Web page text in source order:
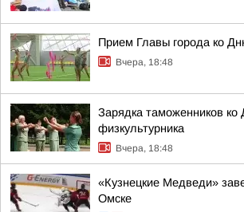
Прием Главы города ко
Вчера, 18:48
Зарядка таможенников ко
физкультурника
Вчера, 18:48
«Кузнецкие Медведи»
Омске